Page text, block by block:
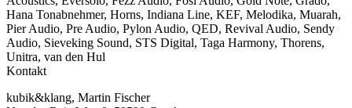
Hana Tonabnehmer, Horns, Indiana Line, KEF, Melodika, Muarah,
Pier Audio, Pre Audio, Pylon Audio, QED, Revival Audio, Sendy
Audio, Sieveking Sound, STS Digital, Taga Harmony, Thorens,
Unitra, van den Hul
Kontakt
kubik&klang, Martin Fischer